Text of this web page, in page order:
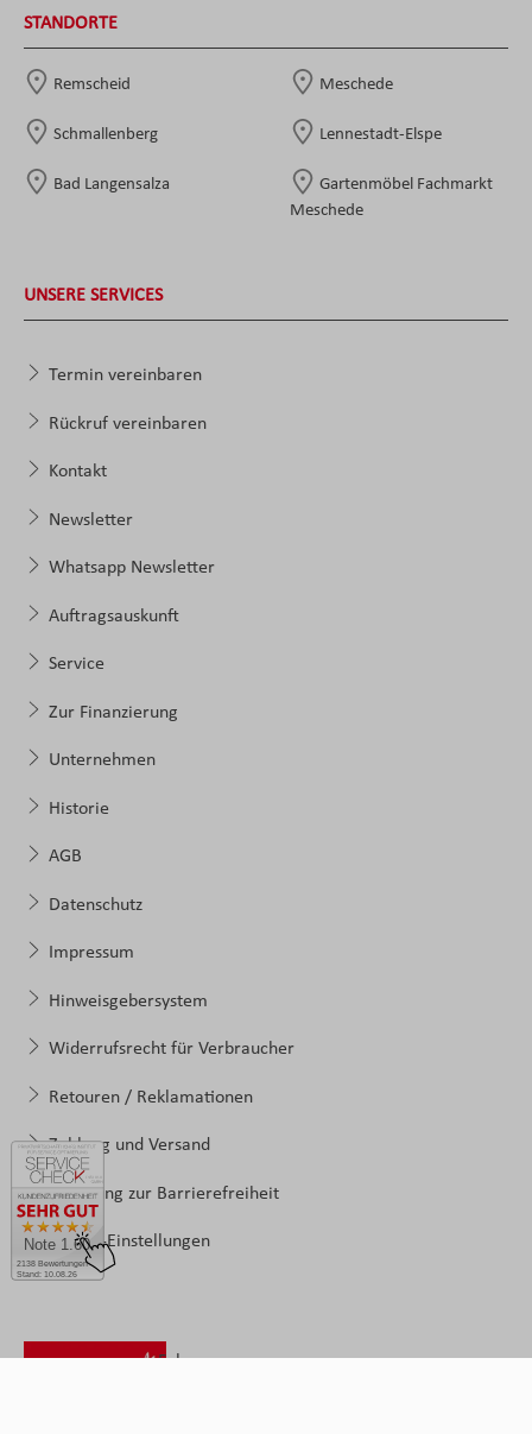
2138 Bewertungen
Stand: 10.08.26
Note 1.60
STANDORTE
Remscheid Meschede
Schmallenberg Lennestadt-Elspe
Bad Langensalza
Gartenmöbel Fachmarkt
Meschede
UNSERE SERVICES
Termin vereinbaren
Rückruf vereinbaren
Kontakt
Newsletter
Whatsapp Newsletter
Auftragsauskunft
Service
Zur Finanzierung
Unternehmen
Historie
AGB
Datenschutz
Impressum
Hinweisgebersystem
Widerrufsrecht für Verbraucher
Retouren / Reklamationen
Zahlung und Versand
Erklärung zur Barrierefreiheit
Cookie-Einstellungen
Folgen